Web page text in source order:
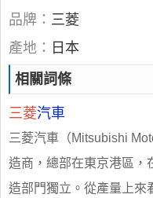
品牌： 三菱
產地： 日本
相關詞條
三菱汽車
三菱汽車（Mitsubishi
造商，總部在東京港區，
造部門獨立。從產量上來